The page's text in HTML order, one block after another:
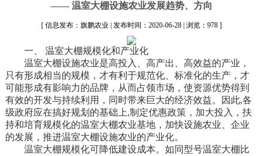
—— 温室大棚设施农业发展趋势、方向
[ 信息发布：旗鹏农业 | 发布时间：2020-06-28 | 浏览：978 ]
一、 温室大棚规模化和产业化
温室大棚设施农业是高投入、高产出、高效益的产业，
只有形成相当的规模，才有利于规范化、标准化的生产，才
可能形成有影响力的品牌，从而占领市场，使资源优势得到
有效的开发与持续利用，同时带来巨大的经济效益。因此,各
级政府应在搞好规划的基础上,制定优惠政策，加大投入，扶
持和培育规模化的温室大棚农业基地，加快设施农业、企业
的发展，推进温室大棚设施农业的产业化。
温室大棚规模化可降低建设成本。如同型号温室大棚比